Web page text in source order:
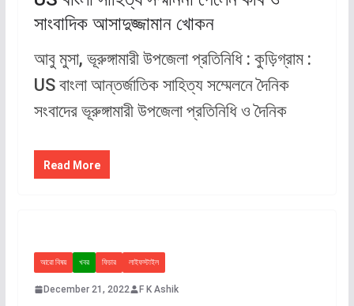
সাংবাদিক আসাদুজ্জামান খোকন
আবু মুসা, ভূরুঙ্গামারী উপজেলা প্রতিনিধি : কুড়িগ্রাম :
US বাংলা আন্তর্জাতিক সাহিত্য সম্মেলনে দৈনিক
সংবাদের ভূরুঙ্গামারী উপজেলা প্রতিনিধি ও দৈনিক
Read More
আরো বিষয় খবর ফিচার লাইফস্টাইল
December 21, 2022 F K Ashik